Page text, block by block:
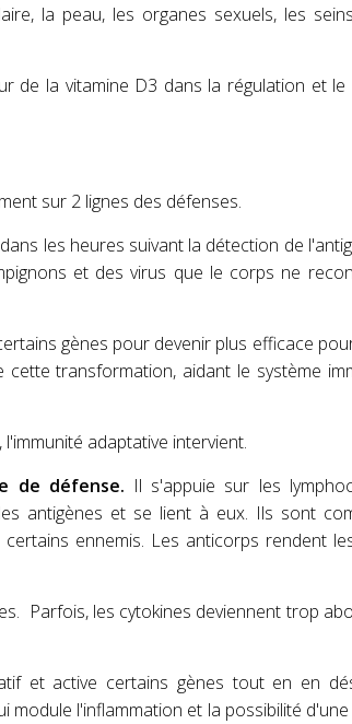
la peau, les organes sexuels, les
de la vitamine D3 dans la régulation et le
sur 2 lignes des défenses.
les heures suivant la détection de
et des virus que le corps ne
gènes pour devenir plus efficace
transformation, aidant le système
adaptative intervient.
de défense. Il s'appuie sur les
antigènes et se lient à eux. Ils sont
ennemis. Les anticorps rendent
Parfois, les cytokines deviennent trop
et active certains gènes tout en en
module l'inflammation et la possibilité